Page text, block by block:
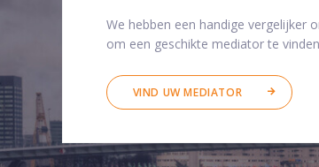
We hebben een handige vergelijker
om een geschikte mediator te
VIND UW MEDIATOR